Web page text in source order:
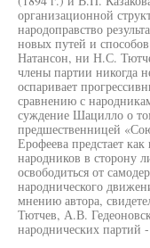
организационной
народоправство
новых путей и
Натансон, ни Н.С.
члены партии никогда
оспаривает
сравнению с
суждение Шацилло о
предшественницей
Ерофеева предстает
народников в сторону
освободиться от
народнического
мнению автора,
Тютчев, А.В.
народнических партий